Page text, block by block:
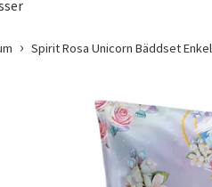
Spirit Rosa Unicorn Bäddset